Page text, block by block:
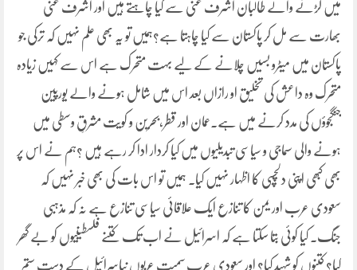
میں لڑنے والے طالبان اشرف غنی سے کیا چاہتے ہیں اور اشرف غنی
بھارت سے مل کر پاکستان سے کیا چاہتا ہے؟ہمیں تو یہ بھی علم نہیں کہ ترکی جو
پاکستان میں میٹرو بسیں چلانے کے لیے بہت متحرک ہے اس سے کہیں زیادہ
متحرک وہ داعش کی تخلیق او رازاں بعد اس میں شامل ہونے والے یورپین
جنگجوؤں کی مدد کرنے میں ہے۔عمان اور قطر،بحرین و کویت مشرقِ وسطی میں
ہونے والی سماجی و سیاسی تبدیلیوں میں کیا کردار ادا کر رہے ہیں ؟ہم نے اس پر
بھی کبھی اپنی دلچسپی کا اظہار نہیں کیا۔ ہمیں تو اس بات کی بھی خبر نہیں کہ
سعودی عرب اور یمن کا تنازع ایک علاقائی سیاسی تنازع ہے نہ کہ مذہبی
جنگ۔ کیا کوئی بتا سکتا ہے کہ اسرائیل نے اب تک کتنے فلسطینیوں کو بے گھر
کیا؟ کتنوں کو شہید کیا؟ اور سعودی عرب سمیت عربوں نیاسرائیل کے دستِ ستم